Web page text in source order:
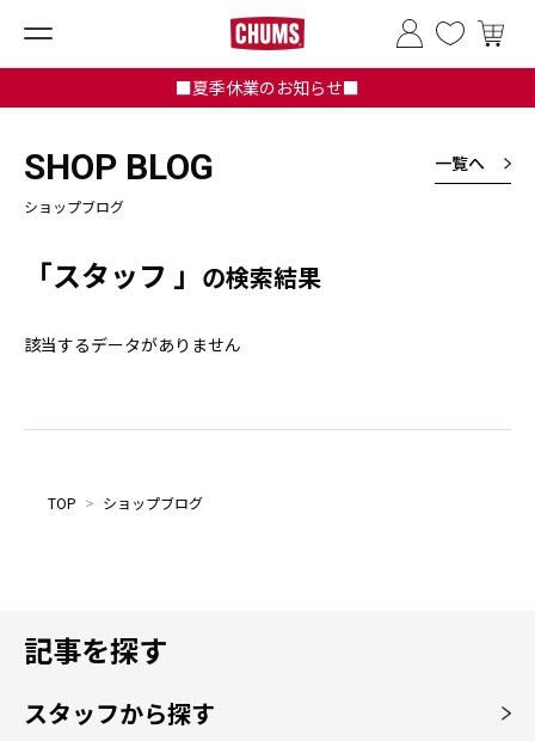
■夏季休業のお知らせ■
SHOP BLOG
ショップブログ
一覧へ
「スタッフ 」 の検索結果
該当するデータがありません
TOP > ショップブログ
記事を探す
スタッフから探す